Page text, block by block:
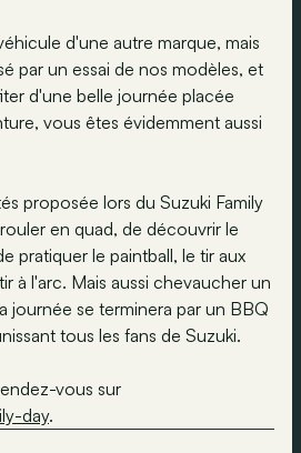
d'une autre marque, mais
par un essai de nos modèles, et
d'une belle journée placée
vous êtes évidemment aussi
proposée lors du Suzuki Family
en quad, de découvrir le
pratiquer le paintball, le tir aux
à l'arc. Mais aussi chevaucher un
journée se terminera par un BBQ
tous les fans de Suzuki.
vous sur
day.